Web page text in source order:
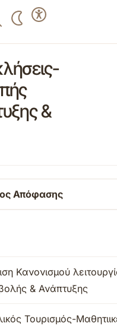
&
Απόφασης
Κανονισμού
& Ανάπτυξης
Τουρισμός-